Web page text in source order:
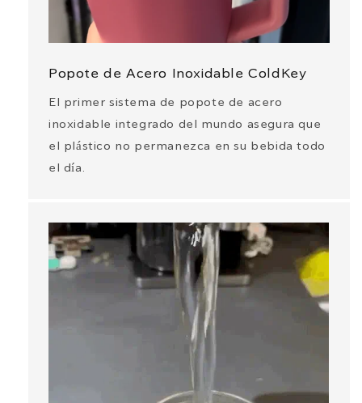
Popote de Acero Inoxidable ColdKey
El primer sistema de popote de acero
inoxidable integrado del mundo asegura que
el plástico no permanezca en su bebida todo
el día.